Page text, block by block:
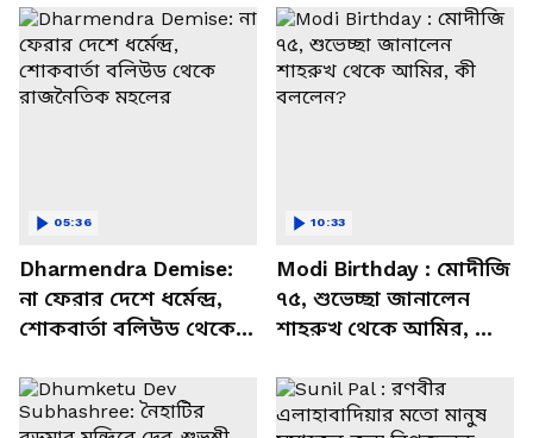
Dharmendra Demise:
না ফেরার দেশে ধর্মেন্দ্র,
শোকবার্তা বলিউড থেকে
05:36
Modi Birthday : মোদীজি
৭৫, শুভেচ্ছা জানালেন
শাহরুখ থেকে আমির, কী
10:33